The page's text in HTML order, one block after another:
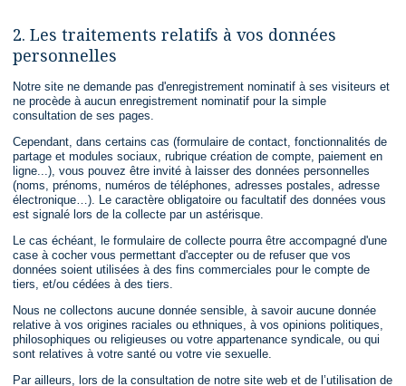
2. Les traitements relatifs à vos données
personnelles
Notre site ne demande pas d'enregistrement nominatif à ses visiteurs et
ne procède à aucun enregistrement nominatif pour la simple
consultation de ses pages.
Cependant, dans certains cas (formulaire de contact, fonctionnalités de
partage et modules sociaux, rubrique création de compte, paiement en
ligne...), vous pouvez être invité à laisser des données personnelles
(noms, prénoms, numéros de téléphones, adresses postales, adresse
électronique…). Le caractère obligatoire ou facultatif des données vous
est signalé lors de la collecte par un astérisque.
Le cas échéant, le formulaire de collecte pourra être accompagné d'une
case à cocher vous permettant d'accepter ou de refuser que vos
données soient utilisées à des fins commerciales pour le compte de
tiers, et/ou cédées à des tiers.
Nous ne collectons aucune donnée sensible, à savoir aucune donnée
relative à vos origines raciales ou ethniques, à vos opinions politiques,
philosophiques ou religieuses ou votre appartenance syndicale, ou qui
sont relatives à votre santé ou votre vie sexuelle.
Par ailleurs, lors de la consultation de notre site web et de l’utilisation de